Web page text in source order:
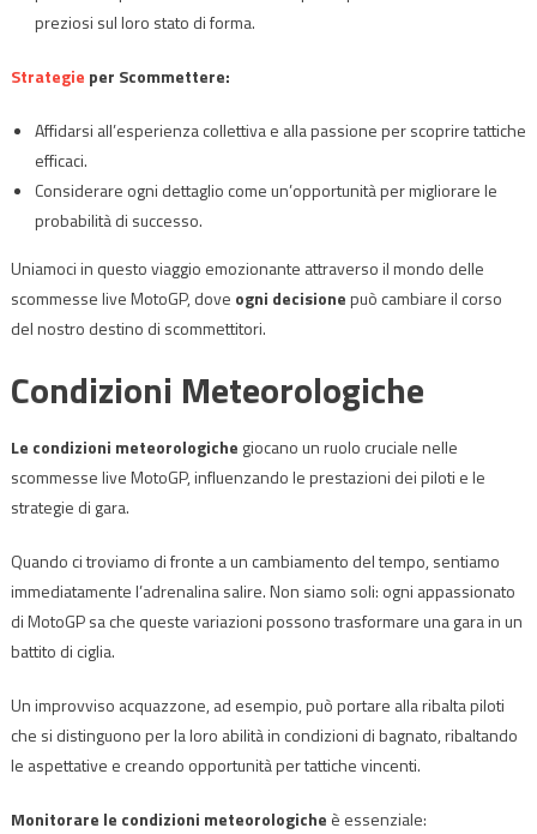
preziosi sul loro stato di forma.
Strategie per Scommettere:
Affidarsi all’esperienza collettiva e alla passione per scoprire tattiche
efficaci.
Considerare ogni dettaglio come un’opportunità per migliorare le
probabilità di successo.
Uniamoci in questo viaggio emozionante attraverso il mondo delle
scommesse live MotoGP, dove ogni decisionepuò cambiare il corso
del nostro destino di scommettitori.
Condizioni Meteorologiche
Le condizioni meteorologiche giocano un ruolo cruciale nelle
scommesse live MotoGP, influenzando le prestazioni dei piloti e le
strategie di gara.
Quando ci troviamo di fronte a un cambiamento del tempo, sentiamo
immediatamente l’adrenalina salire. Non siamo soli: ogni appassionato
di MotoGP sa che queste variazioni possono trasformare una gara in un
battito di ciglia.
Un improvviso acquazzone, ad esempio, può portare alla ribalta piloti
che si distinguono per la loro abilità in condizioni di bagnato, ribaltando
le aspettative e creando opportunità per tattiche vincenti.
Monitorare le condizioni meteorologiche è essenziale: